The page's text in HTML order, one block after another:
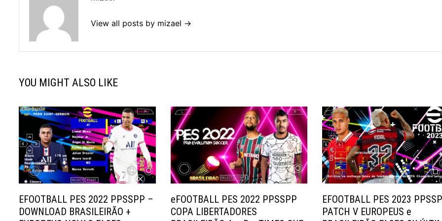
View all posts by mizael →
YOU MIGHT ALSO LIKE
EFOOTBALL PES 2022 PPSSPP –
DOWNLOAD BRASILEIRÃO +
eFOOTBALL PES 2022 PPSSPP
COPA LIBERTADORES
EFOOTBALL PES 2023
PATCH V EUROPEUS e